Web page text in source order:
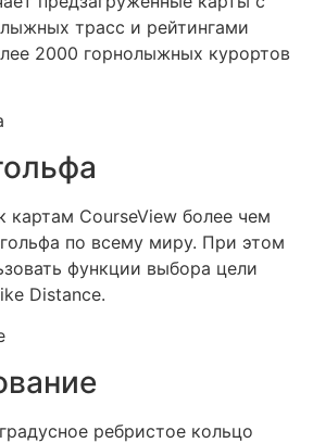
трасс и рейтингами
2000 горнолыжных курортов
картам CourseView более чем
по всему миру. При этом
функции выбора цели
Distance.
ребристое кольцо